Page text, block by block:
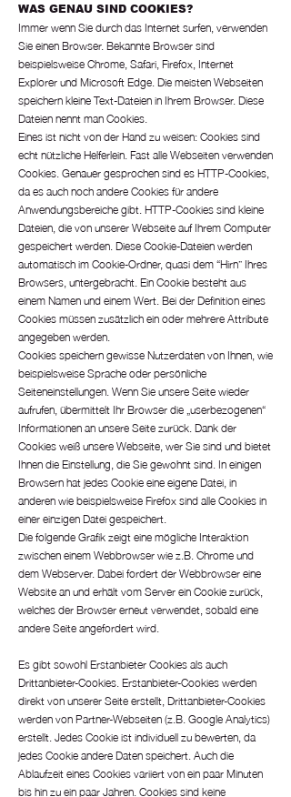
WAS GENAU SIND COOKIES?
Immer wenn Sie durch das Internet surfen, verwenden
Sie einen Browser. Bekannte Browser sind
beispielsweise Chrome, Safari, Firefox, Internet
Explorer und Microsoft Edge. Die meisten Webseiten
speichern kleine Text-Dateien in Ihrem Browser. Diese
Dateien nennt man Cookies.
Eines ist nicht von der Hand zu weisen: Cookies sind
echt nützliche Helferlein. Fast alle Webseiten verwenden
Cookies. Genauer gesprochen sind es HTTP-Cookies,
da es auch noch andere Cookies für andere
Anwendungsbereiche gibt. HTTP-Cookies sind kleine
Dateien, die von unserer Webseite auf Ihrem Computer
gespeichert werden. Diese Cookie-Dateien werden
automatisch im Cookie-Ordner, quasi dem “Hirn” Ihres
Browsers, untergebracht. Ein Cookie besteht aus
einem Namen und einem Wert. Bei der Definition eines
Cookies müssen zusätzlich ein oder mehrere Attribute
angegeben werden.
Cookies speichern gewisse Nutzerdaten von Ihnen, wie
beispielsweise Sprache oder persönliche
Seiteneinstellungen. Wenn Sie unsere Seite wieder
aufrufen, übermittelt Ihr Browser die „userbezogenen“
Informationen an unsere Seite zurück. Dank der
Cookies weiß unsere Webseite, wer Sie sind und bietet
Ihnen die Einstellung, die Sie gewohnt sind. In einigen
Browsern hat jedes Cookie eine eigene Datei, in
anderen wie beispielsweise Firefox sind alle Cookies in
einer einzigen Datei gespeichert.
Die folgende Grafik zeigt eine mögliche Interaktion
zwischen einem Webbrowser wie z.B. Chrome und
dem Webserver. Dabei fordert der Webbrowser eine
Website an und erhält vom Server ein Cookie zurück,
welches der Browser erneut verwendet, sobald eine
andere Seite angefordert wird.
Es gibt sowohl Erstanbieter Cookies als auch
Drittanbieter-Cookies. Erstanbieter-Cookies werden
direkt von unserer Seite erstellt, Drittanbieter-Cookies
werden von Partner-Webseiten (z.B. Google Analytics)
erstellt. Jedes Cookie ist individuell zu bewerten, da
jedes Cookie andere Daten speichert. Auch die
Ablaufzeit eines Cookies variiert von ein paar Minuten
bis hin zu ein paar Jahren. Cookies sind keine